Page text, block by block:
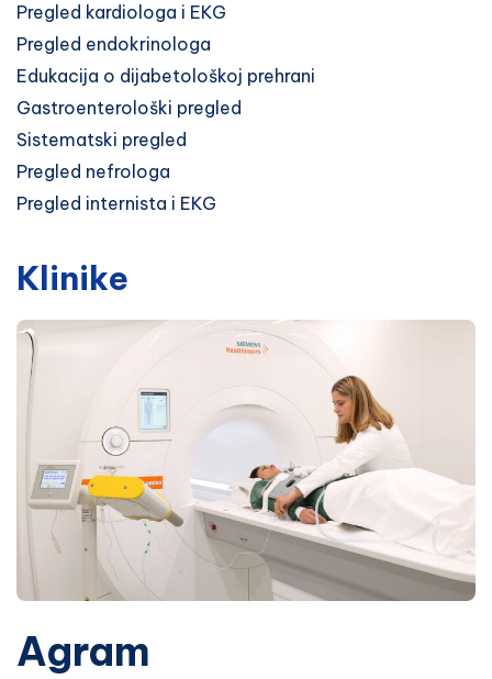
Pregled kardiologa i EKG
Pregled endokrinologa
Edukacija o dijabetološkoj prehrani
Gastroenterološki pregled
Sistematski pregled
Pregled nefrologa
Pregled internista i EKG
Klinike
Agram